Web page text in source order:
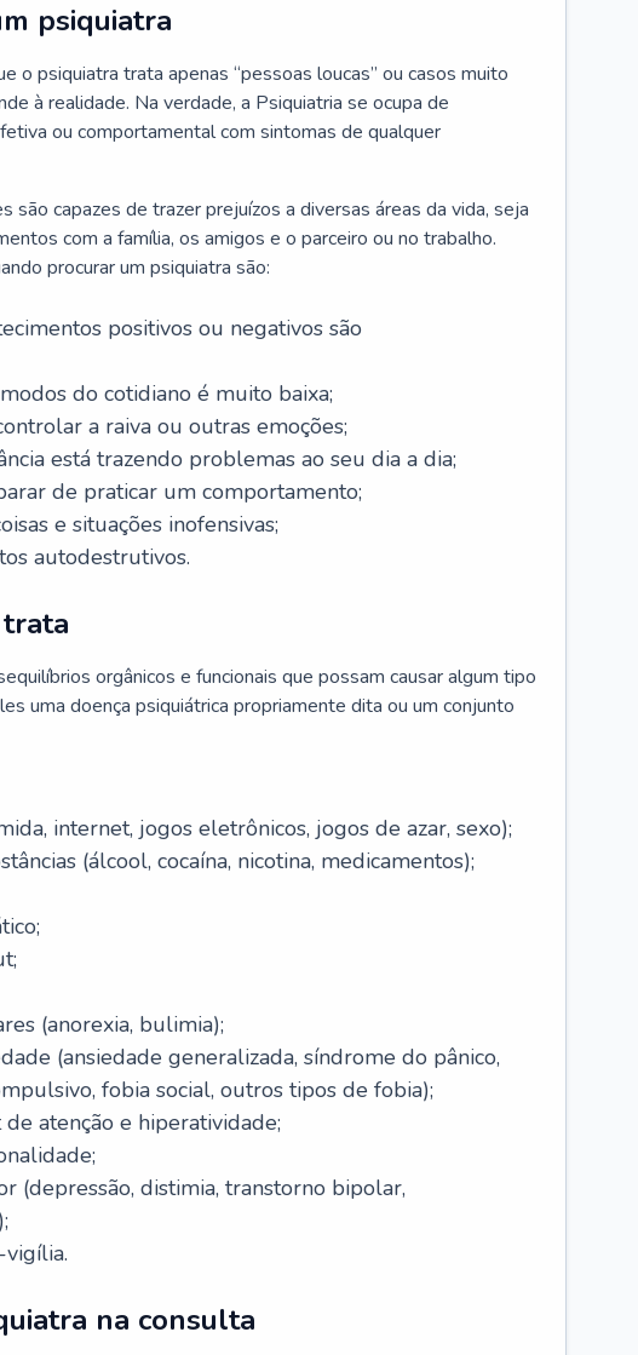
psiquiatra
o psiquiatra trata apenas “pessoas loucas” ou casos muito
à realidade. Na verdade, a Psiquiatria se ocupa de
ou comportamental com sintomas de qualquer
são capazes de trazer prejuízos a diversas áreas da vida, seja
com a família, os amigos e o parceiro ou no trabalho.
procurar um psiquiatra são:
positivos ou negativos são
do cotidiano é muito baixa;
a raiva ou outras emoções;
está trazendo problemas ao seu dia a dia;
de praticar um comportamento;
e situações inofensivas;
autodestrutivos.
orgânicos e funcionais que possam causar algum tipo
uma doença psiquiátrica propriamente dita ou um conjunto
internet, jogos eletrônicos, jogos de azar, sexo);
(álcool, cocaína, nicotina, medicamentos);
(anorexia, bulimia);
(ansiedade generalizada, síndrome do pânico,
fobia social, outros tipos de fobia);
atenção e hiperatividade;
(depressão, distimia, transtorno bipolar,
na consulta